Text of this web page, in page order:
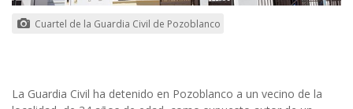
Cuartel de la Guardia Civil de Pozoblanco
La Guardia Civil ha detenido en Pozoblanco a un vecino de la